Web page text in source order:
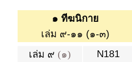
๑ ทีฆนิกาย
เล่ม ๙-๑๑ (๑-๓)
เล่ม ๙ (๑) N181